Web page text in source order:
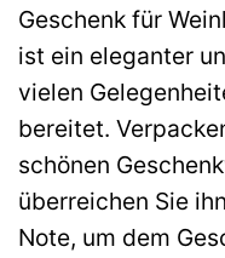
Geschenk für
ist ein eleganter
vielen
bereitet.
schönen
überreichen Sie
Note, um dem